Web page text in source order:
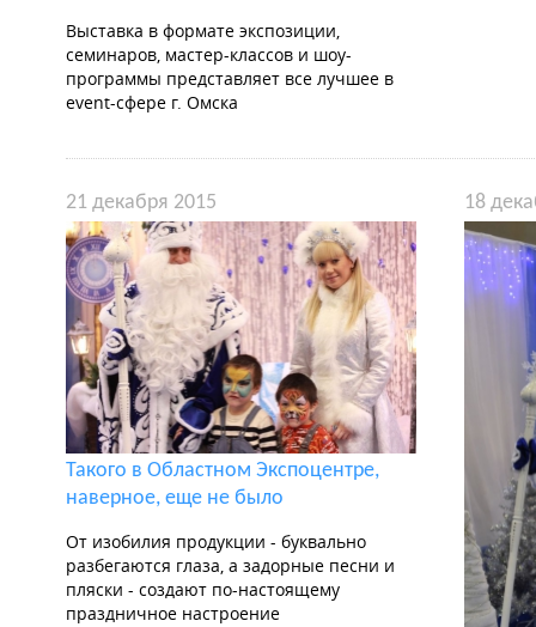
Выставка в формате экспозиции,
семинаров, мастер-классов и шоу-
программы представляет все лучшее в
event-сфере г. Омска
21 декабря 2015
Такого в Областном Экспоцентре,
наверное, еще не было
От изобилия продукции - буквально
разбегаются глаза, а задорные песни и
пляски - создают по-настоящему
праздничное настроение
18